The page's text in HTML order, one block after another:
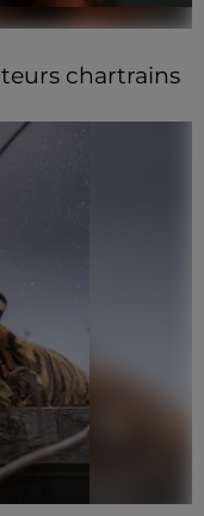
chartrains